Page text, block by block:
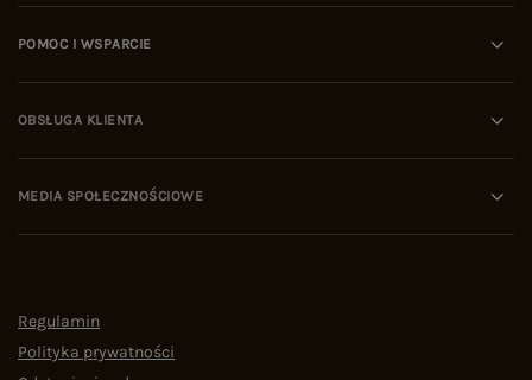
POMOC I WSPARCIE
OBSŁUGA KLIENTA
MEDIA SPOŁECZNOŚCIOWE
Regulamin
Polityka prywatności